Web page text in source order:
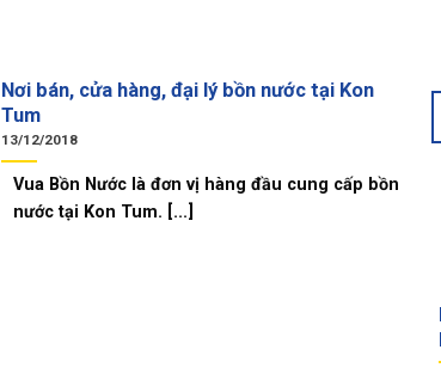
Nơi bán, cửa hàng, đại lý bồn nước tại Kon
Tum
13/12/2018
Vua Bồn Nước là đơn vị hàng đầu cung cấp bồn
nước tại Kon Tum. [...]